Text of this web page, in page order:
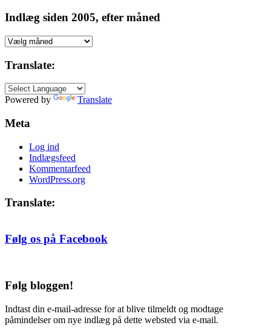
Indlæg siden 2005, efter måned
Indlæg
2005,
måned
Translate:
Powered by Translate
Meta
Log ind
Indlægsfeed
Kommentarfeed
WordPress.org
Translate:
Følg os på Facebook
Følg bloggen!
Indtast din e-mail-adresse for at blive tilmeldt og modtage
påmindelser om nye indlæg på dette websted via e-mail.